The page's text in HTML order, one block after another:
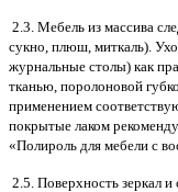
2.3. Мебель из массива
сукно, плюш, миткаль).
журнальные столы) как
тканью, поролоновой
применением
покрытые лаком
«Полироль для мебели с
2.5. Поверхность зеркал и